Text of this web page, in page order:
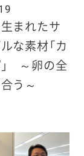
まれたサ
な素材「カ
～卵の全
う～